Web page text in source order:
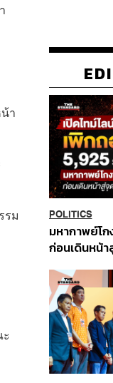
า
รม POLITICS
มหากาพย์โ
ก่อนเดินหน้